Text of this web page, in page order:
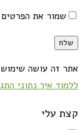
שמור את
אתר זה עושה
ללמוד איך נתוני
קצת עלי